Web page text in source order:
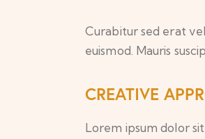
Curabitur sed erat
euismod. Mauris
CREATIVE
Lorem ipsum dolor